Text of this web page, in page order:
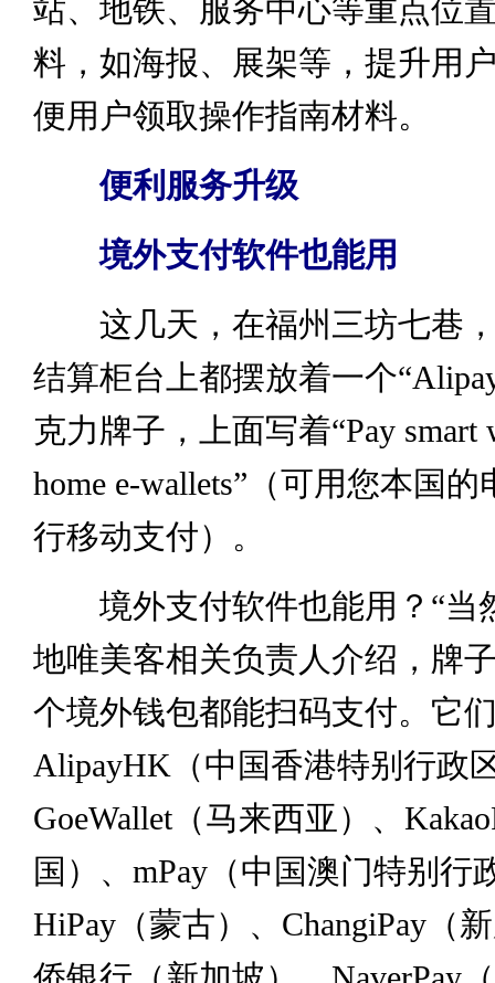
站、地铁、服务中心等重点位
料，如海报、展架等，提升用
便用户领取操作指南材料。
便利服务升级
境外支付软件也能用
这几天，在福州三坊七巷，
结算柜台上都摆放着一个
克力牌子，上面写着“Pay smart
home e-wallets”（可用您本国
行移动支付）。
境外支付软件也能用？“当
地唯美客相关负责人介绍，牌
个境外钱包都能扫码支付。它
AlipayHK（中国香港特别行政
GoeWallet（马来西亚）、
国）、mPay（中国澳门特别行
HiPay（蒙古）、ChangiPay（